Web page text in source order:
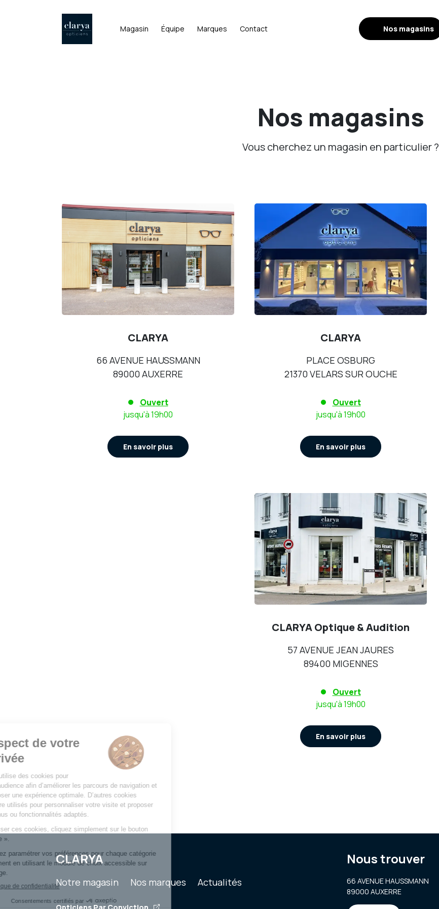
Magasin Équipe Marques Contact Nos magasins
Nos magasins
Vous cherchez un magasin en particulier ?
CLARYA
66 AVENUE HAUSSMANN
89000 AUXERRE
Ouvert
jusqu'à 19h00
En savoir plus
CLARYA
PLACE OSBURG
21370 VELARS SUR OUCHE
Ouvert
jusqu'à 19h00
En savoir plus
CLARYA Optique & Audition
57 AVENUE JEAN JAURES
89400 MIGENNES
Ouvert
jusqu'à 19h00
En savoir plus
CLARYA
Notre magasin Nos marques Actualités
Nous trouver
66 AVENUE HAUSSMANN
89000 AUXERRE